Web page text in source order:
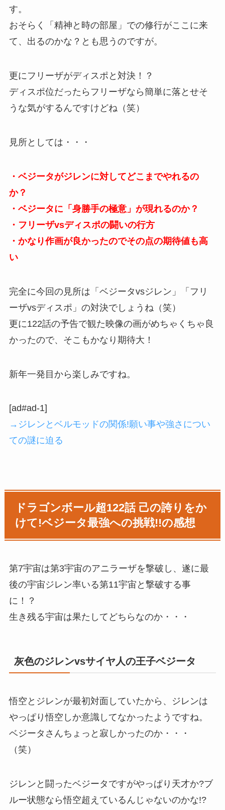
す。
おそらく「精神と時の部屋」での修行がここに来
て、出るのかな？とも思うのですが。
更にフリーザがディスポと対決！？
ディスポ位だったらフリーザなら簡単に落とせそ
うな気がするんですけどね（笑）
見所としては・・・
・ベジータがジレンに対してどこまでやれるの
か？
・ベジータに「身勝手の極意」が現れるのか？
・フリーザvsディスポの闘いの行方
・かなり作画が良かったのでその点の期待値も高
い
完全に今回の見所は「ベジータvsジレン」「フリ
ーザvsディスポ」の対決でしょうね（笑）
更に122話の予告で観た映像の画がめちゃくちゃ良
かったので、そこもかなり期待大！
新年一発目から楽しみですね。
[ad#ad-1]
→ジレンとベルモッドの関係!願い事や強さについ
ての謎に迫る
ドラゴンボール超122話 己の誇りをか
けて!ベジータ最強への挑戦!!の感想
第7宇宙は第3宇宙のアニラーザを撃破し、遂に最
後の宇宙ジレン率いる第11宇宙と撃破する事
に！？
生き残る宇宙は果たしてどちらなのか・・・
灰色のジレンvsサイヤ人の王子ベジータ
悟空とジレンが最初対面していたから、ジレンは
やっぱり悟空しか意識してなかったようですね。
ベジータさんちょっと寂しかったのか・・・
（笑）
ジレンと闘ったベジータですがやっぱり天才か?ブ
ルー状態なら悟空超えているんじゃないのかな!?